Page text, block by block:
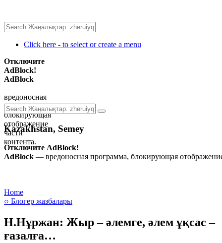
Click here - to select or create a menu
Отключите
AdBlock!
AdBlock
—
вредоносная
программа,
блокирующая
отображение
части
контента.
Kazakhstan, Semey
Отключите AdBlock!
AdBlock — вредоносная программа, блокирующая
Home
○ Блогер жазбалары
Н.Нұржан: Жыр – әлемге, әлем ұқсас –
ғазалға…